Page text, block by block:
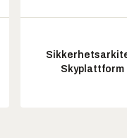
Skyplattform